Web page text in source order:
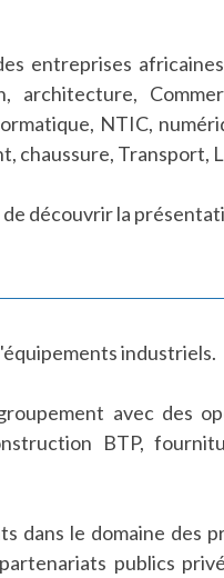
entreprises
architecture,
NTIC,
chaussure, Transport,
découvrir la
industriels.
avec des
BTP,
dans le domaine des
publics